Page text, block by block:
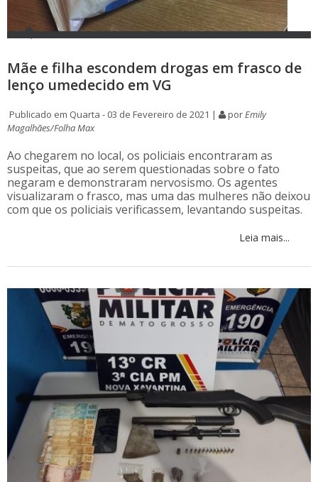
Mãe e filha escondem drogas em frasco de
lenço umedecido em VG
Publicado em Quarta - 03 de Fevereiro de 2021 | por Emily
Magalhães/Folha Max
Ao chegarem no local, os policiais encontraram as
suspeitas, que ao serem questionadas sobre o fato
negaram e demonstraram nervosismo. Os agentes
visualizaram o frasco, mas uma das mulheres não deixou
com que os policiais verificassem, levantando suspeitas.
Leia mais...